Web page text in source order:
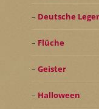
Deutsche
Flüche
Geister
Halloween